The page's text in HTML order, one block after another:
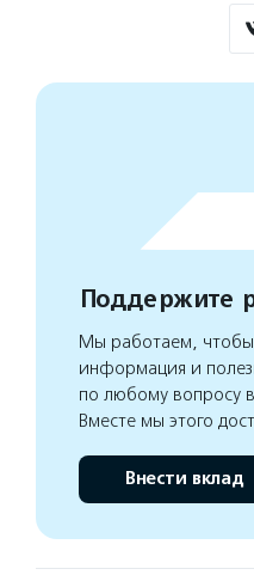
Поддержите
Мы работаем, чтобы
информация и
по любому вопросу
Вместе мы этого
Внести вклад